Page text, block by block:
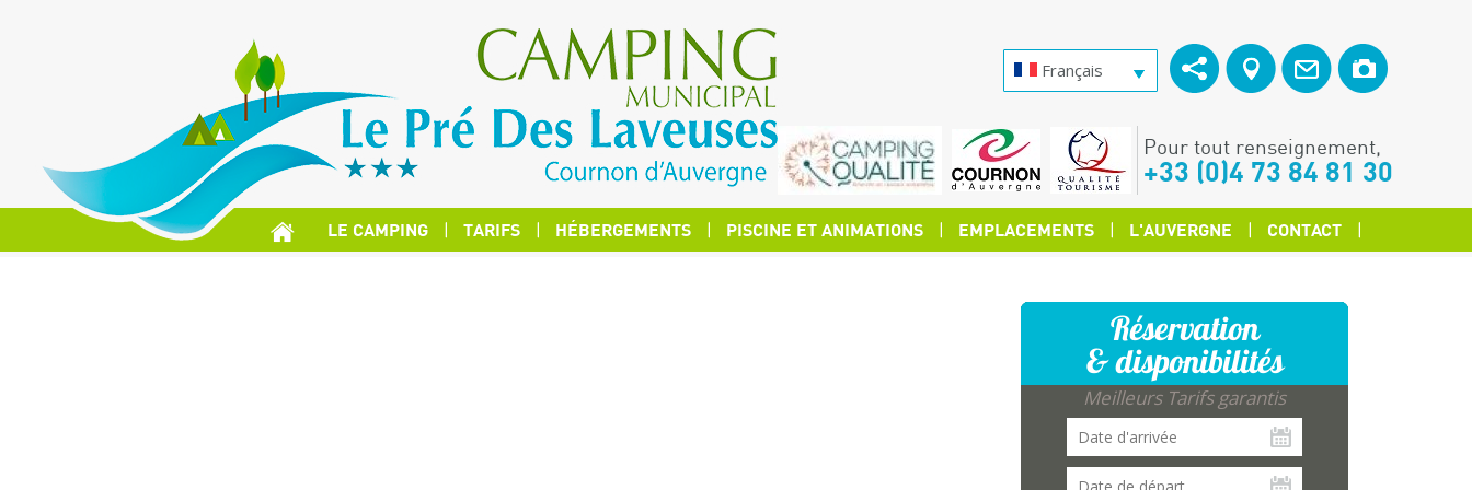
Français
Pour tout renseignement,
+33 (0)4 73 84 81 30
LE CAMPING TARIFS HÉBERGEMENTS PISCINE ET ANIMATIONS EMPLACEMENTS L'AUVERGNE CONTACT
Réservation
& disponibilités
Meilleurs Tarifs garantis